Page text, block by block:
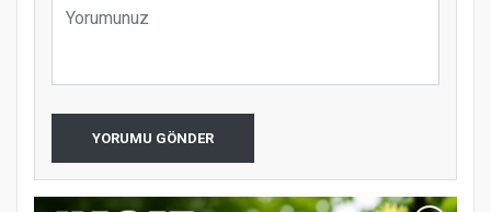
YORUMU GÖNDER